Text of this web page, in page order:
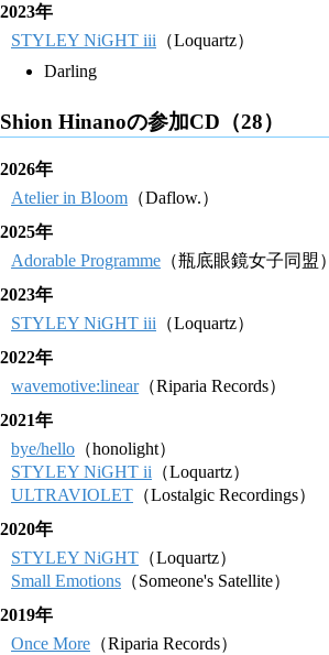
2023年
STYLEY NiGHT iii （Loquartz）
Darling
Shion Hinanoの参加CD（28）
2026年
Atelier in Bloom （Daflow.）
2025年
Adorable Programme （瓶底眼鏡女子同盟）
2023年
STYLEY NiGHT iii （Loquartz）
2022年
wavemotive:linear（Riparia Records）
2021年
bye/hello （honolight）
STYLEY NiGHT ii （Loquartz）
ULTRAVIOLET （Lostalgic Recordings）
2020年
STYLEY NiGHT （Loquartz）
Small Emotions （Someone's Satellite）
2019年
Once More （Riparia Records）